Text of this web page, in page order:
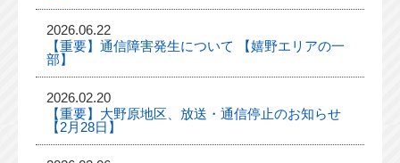
2026.06.22
【重要】通信障害発生について 【嬉野エリアの一
部】
2026.02.20
【重要】大野原地区、放送・通信停止のお知らせ
【2月28日】